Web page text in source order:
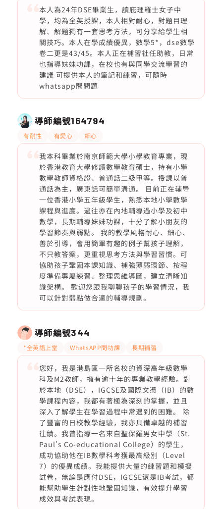
本人為24年DSE畢業生，讀庇理羅士女子中
學，均為全英授課，本人相對耐心，對題目理
解、解題獨有一套思考方法，可分享給學生相
關技巧。本人在學成績優異，數學5*，dse數學
卷二更是43/45。本人正在補習社任助教，日常
也指導妹妹功課，在校也有與同學交流學習的
建議 可提供本人的筆記和練習，可隨時
whatsapp問問題
導師編號164794
有耐性 有愛心 細心
我本科畢業於南京師範大學小學教育專業，現
於香港教育大學修讀數學教育碩士，持有小學
數學教師資格證、普通話二級甲等。授課以普
通話為主，廣東話可簡單溝通。 目前正在辅导
一位香港小學五年級學生，熟悉本地小學數學
課程與進度。過往亦在內地輔導過小學及初中
數學，長期輔導妹妹功課，十分了解小朋友的
學習節奏與弱點。 我的教學風格耐心、細心、
善於引導，會用簡單有趣的例子幫孩子理解，
不只教答案，更重視思考方法與學習習慣。可
協助孩子鞏固本課知識、補強薄弱環節、按程
度準備專屬練習、整理思維導圖，建立清晰知
識架構。 歡迎您跟我聊聊孩子的學習情況，我
可以針對弱點做合適的輔導規劃。
導師編號344
*全英語上堂 WhatsAPP問功課 長期補習
您好，我是港島區一所名校的資深高年級數學
科及M2教師，擁有逾十年的專業教學經驗。對
於本地（DSE），IGCSE及國際文憑（IB）的數
學課程內容，我都有著極為深刻的掌握，並且
深入了解學生在學習過程中常遇到的困難。 除
了豐富的日校教學經驗，我亦具備卓越的補習
往績。我曾指導一名來自聖保羅男女中學（St.
Paul's Co-educational College）的學生，
成功協助他在IB數學科考獲最高級別（Level
7）的優異成績。我能提供大量的練習題和模擬
試卷，無論是應付DSE，IGCSE還是IB考試，都
能幫助學生針對性地鞏固知識，有效提升學習
成效與考試表現。